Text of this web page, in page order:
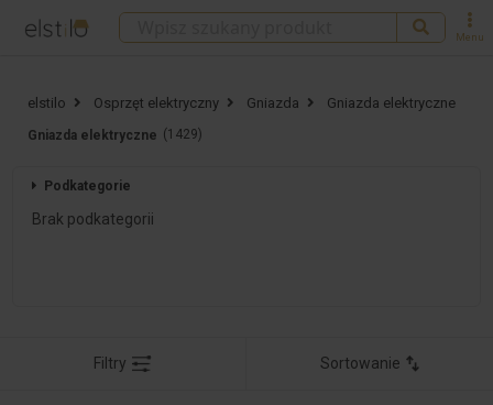
Menu
elstilo Osprzęt elektryczny Gniazda Gniazda elektryczne
Gniazda elektryczne (1429)
Podkategorie
Brak podkategorii
Filtry Sortowanie